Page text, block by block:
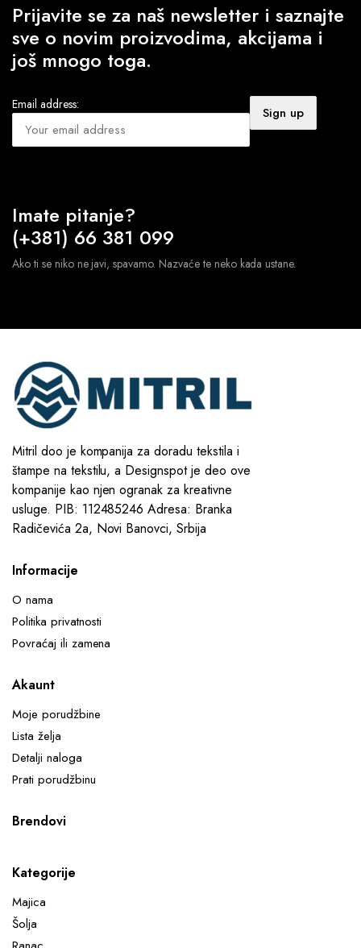
Prijavite se za naš newsletter i saznajte
sve o novim proizvodima, akcijama i
još mnogo toga.
Email address:
Imate pitanje?
(+381) 66 381 099
Ako ti se niko ne javi, spavamo. Nazvaće te neko kada ustane.
Mitril doo je kompanija za doradu tekstila i
štampe na tekstilu, a Designspot je deo ove
kompanije kao njen ogranak za kreativne
usluge. PIB: 112485246 Adresa: Branka
Radičevića 2a, Novi Banovci, Srbija
Informacije
O nama
Politika privatnosti
Povraćaj ili zamena
Akaunt
Moje porudžbine
Lista želja
Detalji naloga
Prati porudžbinu
Brendovi
Kategorije
Majica
Šolja